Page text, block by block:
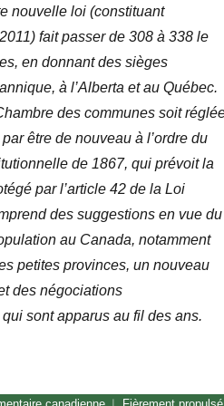
nouvelle loi (constituant
fait passer de 308 à 338 le
en donnant des sièges
à l’Alberta et au Québec.
des communes soit
être de nouveau à l’ordre du
de 1867, qui prévoit la
par l’article 42 de la Loi
des suggestions en vue du
au Canada, notamment
petites provinces, un nouveau
des négociations
sont apparus au fil des ans.
des communes : une